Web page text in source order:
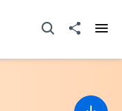
打开搜寻器分享至